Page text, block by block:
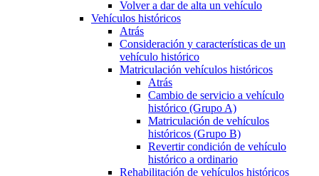
Volver a dar de alta un vehículo
Vehículos históricos
Atrás
Consideración y características de un
vehículo histórico
Matriculación vehículos históricos
Atrás
Cambio de servicio a vehículo
histórico (Grupo A)
Matriculación de vehículos
históricos (Grupo B)
Revertir condición de vehículo
histórico a ordinario
Rehabilitación de vehículos históricos